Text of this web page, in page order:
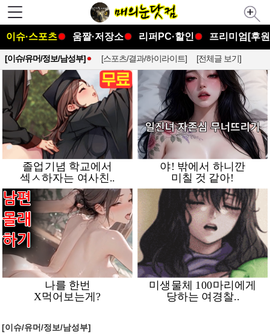
이슈·스포츠 움짤·저장소 리퍼PC·할인 프리미엄[후
[이슈/유머/정보/남성부] [스포츠/결과/하이라이트] [전체글 보기]
[이슈/유머/정보/남성부]